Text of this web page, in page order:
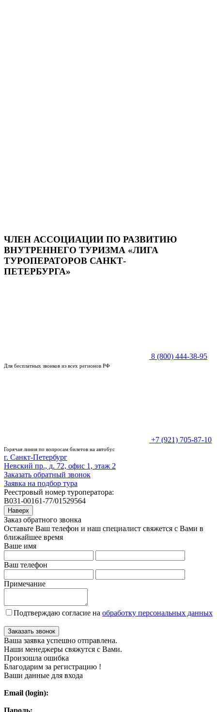
ЧЛЕН АССОЦИАЦИИ ПО РАЗВИТИЮ
ВНУТРЕННЕГО ТУРИЗМА «ЛИГА
ТУРОПЕРАТОРОВ САНКТ-
ПЕТЕРБУРГА»
8 (800) 444-38-95
Для бесплатных звонков из всех регионов РФ
+7 (921) 705-87-10
Горячая линия по вопросам билетов на автобус
г. Санкт-Петербург
Невский пр., д. 72, офис 1, этаж 2
Заказать обратный звонок
Заявка на подбор тура
Реестровый номер туроператора:
В031-00161-77/01529564
Наверх
Заказ обратного звонка
Оставьте Ваш телефон и наш специалист свяжется с Вами в
ближайшее время
Ваше имя
Ваш телефон
Примечание
Подтверждаю согласие на обработку персональных данных
Заказать звонок
Ваша заявка успешно отправлена.
Наши менеджеры свяжутся с Вами.
Произошла ошибка
Благодарим за регистрацию !
Ваши данные для входа
Email (login):